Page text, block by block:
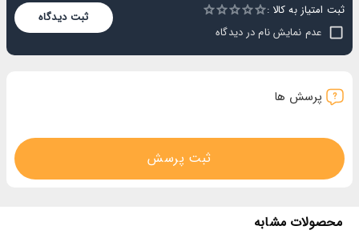
ثبت امتیاز به کالا :
1 Star
2 Stars
3 Stars
4 Stars
5 Stars
Empty
عدم نمایش نام در دیدگاه
ثبت دیدگاه
پرسش ها
ثبت پرسش
محصولات مشابه